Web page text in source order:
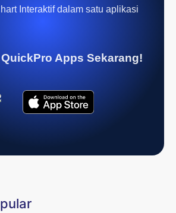
Interaktif dalam satu aplikasi
Apps Sekarang!